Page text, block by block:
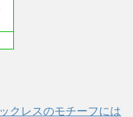
クレスのモチーフには